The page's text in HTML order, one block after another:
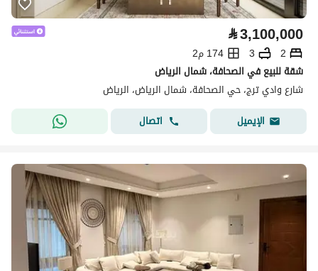
⃁3,100,000
2
3
174 م2
شقة للبيع في الصحافة، شمال الرياض
شارع وادي ترج، حي الصحافة، شمال الرياض، الرياض
الإيميل
اتصال